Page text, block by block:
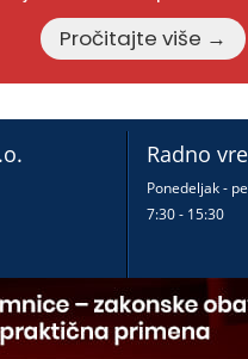
Pročitajte više →
Radno
Ponedeljak -
7:30 - 15:30